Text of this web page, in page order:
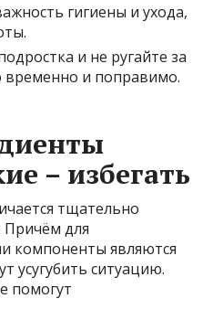
гигиены и ухода,
и не ругайте за
и поправимо.
– избегать
тщательно
Причём для
компоненты являются
усугубить ситуацию.
помогут